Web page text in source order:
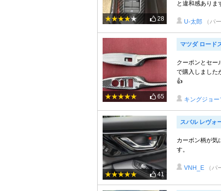
28
と違和感ありま
U-太郎 （パ
65
マツダ ロード
クーポンとセー
で購入しました
👍
キングジョ
41
スバル レヴォ
カーボン柄が気
す。
VNH_E （